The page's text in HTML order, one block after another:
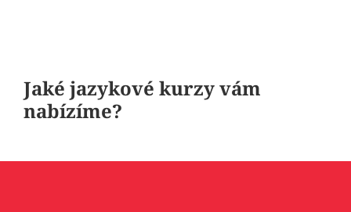
Jaké jazykové kurzy vám
nabízíme?